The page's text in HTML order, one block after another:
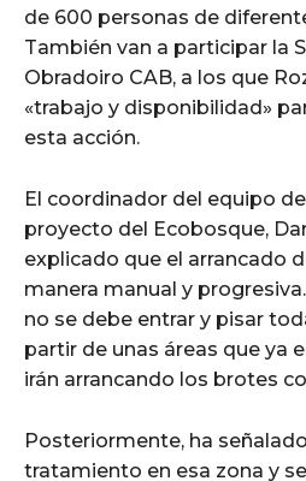
de 600 personas de
También van a participar la
Obradoiro CAB, a los que
«trabajo y disponibilidad»
esta acción.
El coordinador del equipo
proyecto del Ecobosque,
explicado que el arrancado
manera manual y
no se debe entrar y pisar
partir de unas áreas que ya
irán arrancando los brotes
Posteriormente, ha
tratamiento en esa zona y